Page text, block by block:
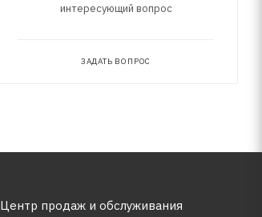
интересующий вопрос
ЗАДАТЬ ВОПРОС
Центр продаж и обслуживания